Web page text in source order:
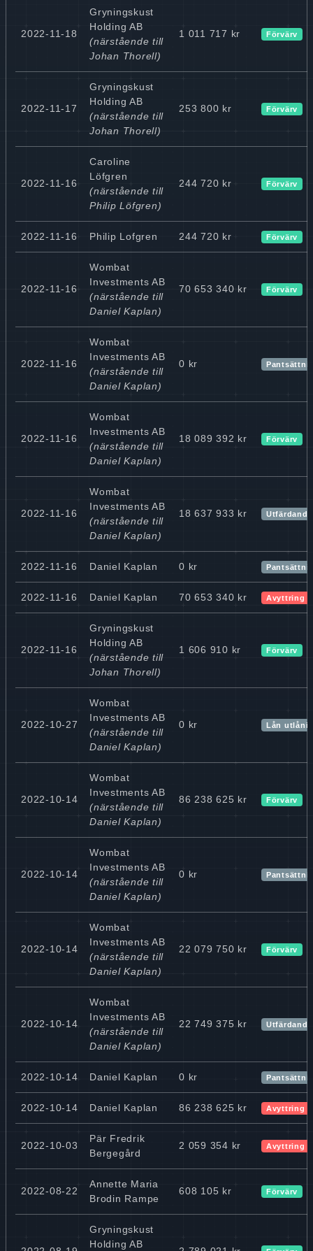
2022-11-18
Gryningskust
Holding AB
(närstående till
Johan Thorell)
1 011 717 kr Förvärv
2022-11-17
Gryningskust
Holding AB
(närstående till
Johan Thorell)
253 800 kr Förvärv
2022-11-16
Caroline
Löfgren
(närstående till
Philip Löfgren)
244 720 kr Förvärv
2022-11-16 Philip Lofgren 244 720 kr Förvärv
2022-11-16
Wombat
Investments AB
(närstående till
Daniel Kaplan)
70 653 340 kr Förvärv
2022-11-16
Wombat
Investments AB
(närstående till
Daniel Kaplan)
0 kr
2022-11-16
Wombat
Investments AB
(närstående till
Daniel Kaplan)
18 089 392 kr Förvärv
2022-11-16
Wombat
Investments AB
(närstående till
Daniel Kaplan)
18 637 933 kr
2022-11-16 Daniel Kaplan 0 kr
2022-11-16 Daniel Kaplan 70 653 340 kr Avyttring
2022-11-16
Gryningskust
Holding AB
(närstående till
Johan Thorell)
1 606 910 kr Förvärv
2022-10-27
Wombat
Investments AB
(närstående till
Daniel Kaplan)
0 kr Lån
2022-10-14
Wombat
Investments AB
(närstående till
Daniel Kaplan)
86 238 625 kr Förvärv
2022-10-14
Wombat
Investments AB
(närstående till
Daniel Kaplan)
0 kr
2022-10-14
Wombat
Investments AB
(närstående till
Daniel Kaplan)
22 079 750 kr Förvärv
2022-10-14
Wombat
Investments AB
(närstående till
Daniel Kaplan)
22 749 375 kr
2022-10-14 Daniel Kaplan 0 kr
2022-10-14 Daniel Kaplan 86 238 625 kr Avyttring
2022-10-03
Pär Fredrik
Bergegård
2 059 354 kr Avyttring
2022-08-22
Annette Maria
Brodin Rampe
608 105 kr Förvärv
Gryningskust
Holding AB